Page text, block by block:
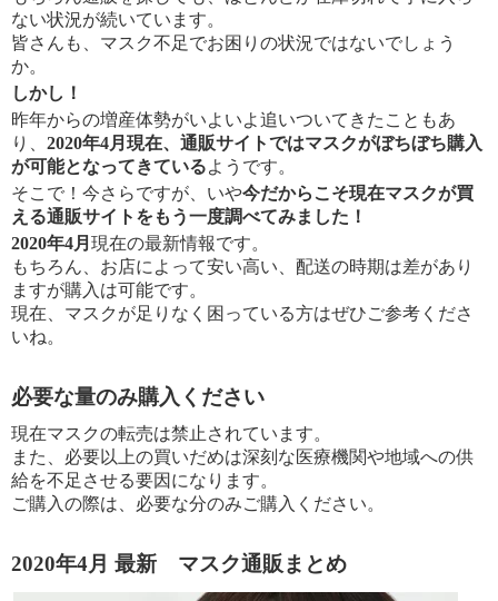
ない状況が続いています。
皆さんも、マスク不足でお困りの状況ではないでしょう
か。
しかし！
昨年からの増産体勢がいよいよ追いついてきたこともあ
り、 2020年4月現在、通販サイトではマスクがぼちぼち購入
が可能となってきているようです。
そこで！ 今さらですが、いや今だからこそ現在マスクが買
える通販サイトをもう一度調べてみました！
2020年4月 現在の最新情報です。
もちろん、お店によって安い高い、配送の時期は差があり
ますが購入は可能です。
現在、マスクが足りなく困っている方はぜひご参考くださ
いね。
必要な量のみ購入ください
現在マスクの転売は禁止されています。
また、必要以上の買いだめは深刻な医療機関や地域への供
給を不足させる要因になります。
ご購入の際は、必要な分のみご購入ください。
2020年4月 最新 マスク通販まとめ